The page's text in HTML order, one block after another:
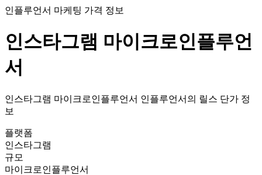
인플루언서 마케팅 가격 정보
인스타그램 마이크로인플루언
서
인스타그램 마이크로인플루언서 인플루언서의 릴스 단가 정
보
플랫폼
인스타그램
규모
마이크로인플루언서